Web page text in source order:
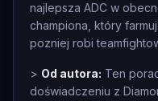
najlepsza ADC w
championa, który
pozniej robi
> Od autora: Ten
doświadczeniu z